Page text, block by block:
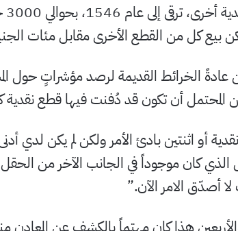
بيع كل من القطع الأخرى مقابل مئات
عادةً الخرائط القديمة لرصد مؤشراتٍ حول
المحتمل أن تكون قد دُفنت فيها قطع
أو اثنتين بادئ الأمر ولكن لم يكن لدي
كان موجوداً في الجانب الآخر من
أصدّق الامر الآن.”